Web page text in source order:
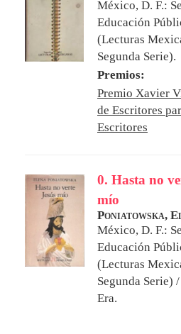
México, D. F.:
Educación
(Lecturas
Segunda Serie).
Premios:
Premio Xavier
de Escritores
Escritores
0. Hasta no
mío
Poniatowska,
México, D. F.:
Educación
(Lecturas
Segunda Serie)
Era.